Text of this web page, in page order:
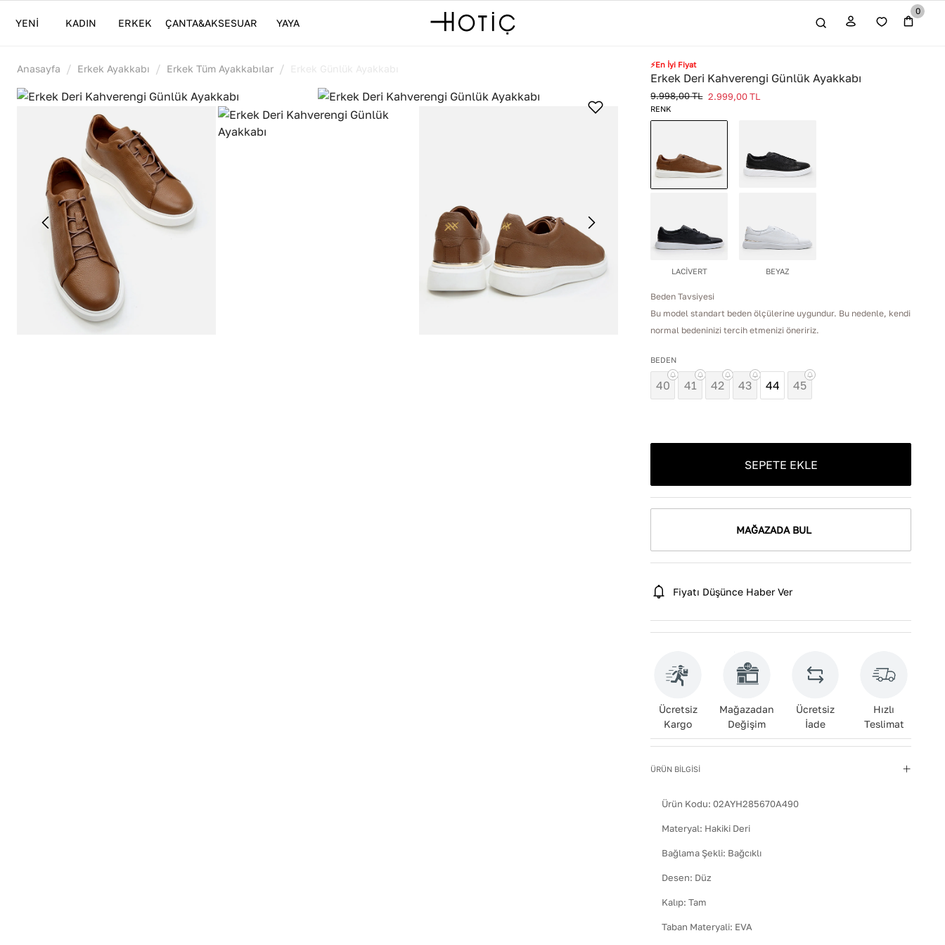
YENİ KADIN ERKEK ÇANTA&AKSESUAR YAYA
0
Anasayfa / Erkek Ayakkabı / Erkek Tüm Ayakkabılar / Erkek Günlük Ayakkabı ⚡En İyi Fiyat
Erkek Deri Kahverengi Günlük Ayakkabı
9.998,00TL 2.999,00 TL
RENK
LACİVERT BEYAZ
Beden Tavsiyesi
Bu model standart beden ölçülerine uygundur. Bu nedenle, kendi
normal bedeninizi tercih etmenizi öneririz.
BEDEN
40 41 42 43 44 45
SEPETE EKLE
MAĞAZADA BUL
Fiyatı Düşünce Haber Ver
Ücretsiz
Kargo
Mağazadan
Değişim
Ücretsiz
İade
Hızlı
Teslimat
ÜRÜN BİLGİSİ
Ürün Kodu:02AYH285670A490
Materyal: Hakiki Deri
Bağlama Şekli: Bağcıklı
Desen: Düz
Kalıp:Tam
Taban Materyali: EVA